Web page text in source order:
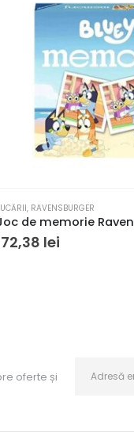
, RAVENSBURGER
lei
oferte și